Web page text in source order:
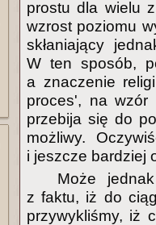
prostu dla wielu
wzrost poziomu
skłaniający
W ten sposób,
a znaczenie
proces', na
przebija się do
możliwy.
i jeszcze bardziej
Może
z faktu, iż do
przywykliśmy, iż